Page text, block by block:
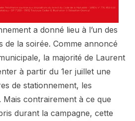
a donné lieu à l’un des
de la soirée. Comme annoncé
la majorité de Laurent
à partir du 1er juillet une
de stationnement, les
Mais contrairement à ce que
durant la campagne, cette